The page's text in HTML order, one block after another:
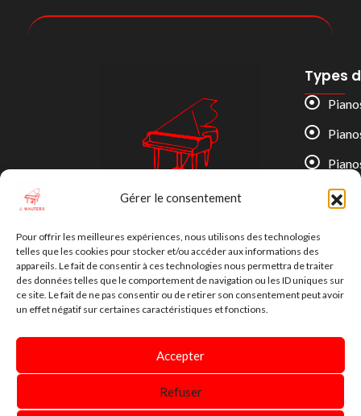
Gérer le consentement
Pour offrir les meilleures expériences, nous utilisons des technologies
telles que les cookies pour stocker et/ou accéder aux informations des
appareils. Le fait de consentir à ces technologies nous permettra de traiter
des données telles que le comportement de navigation ou les ID uniques sur
ce site. Le fait de ne pas consentir ou de retirer son consentement peut avoir
un effet négatif sur certaines caractéristiques et fonctions.
Accepter
Refuser
J. WAUTERS Pianos
Types